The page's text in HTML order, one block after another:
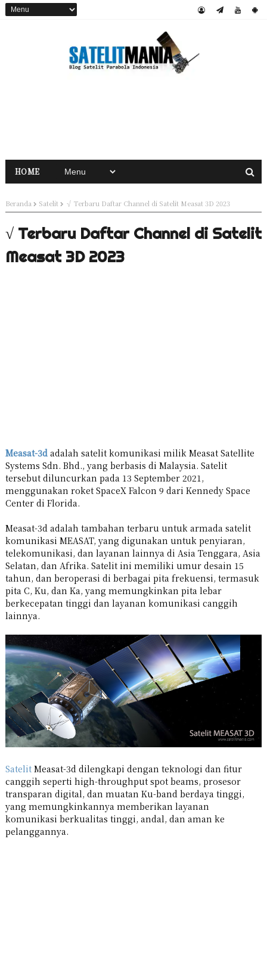
HOME
Beranda Satelit √ Terbaru Daftar Channel di Satelit Measat 3D 2023
√ Terbaru Daftar Channel di Satelit
Measat 3D 2023
Measat-3d adalah satelit komunikasi milik Measat Satellite
Systems Sdn. Bhd., yang berbasis di Malaysia. Satelit
tersebut diluncurkan pada 13 September 2021,
menggunakan roket SpaceX Falcon 9 dari Kennedy Space
Center di Florida.
Measat-3d adalah tambahan terbaru untuk armada satelit
komunikasi MEASAT, yang digunakan untuk penyiaran,
telekomunikasi, dan layanan lainnya di Asia Tenggara, Asia
Selatan, dan Afrika. Satelit ini memiliki umur desain 15
tahun, dan beroperasi di berbagai pita frekuensi, termasuk
pita C, Ku, dan Ka, yang memungkinkan pita lebar
berkecepatan tinggi dan layanan komunikasi canggih
lainnya.
SatelitMeasat-3d dilengkapi dengan teknologi dan fitur
canggih seperti high-throughput spot beams, prosesor
transparan digital, dan muatan Ku-band berdaya tinggi,
yang memungkinkannya memberikan layanan
komunikasi berkualitas tinggi, andal, dan aman ke
pelanggannya.